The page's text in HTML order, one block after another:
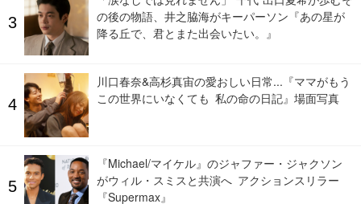
の後の物語、井之脇海がキーパーソン『あの星が
降る丘で、君とまた出会いたい。』
川口春奈&高杉真宙の愛おしい日常...『ママがもう
この世界にいなくても 私の命の日記』場面写真
『Michael/マイケル』のジャファー・ジャクソン
がウィル・スミスと共演へ アクションスリラー
『Supermax』